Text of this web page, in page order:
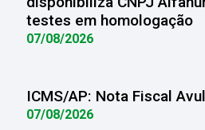
testes em homologação
07/08/2026
ICMS/AP: Nota Fiscal
07/08/2026